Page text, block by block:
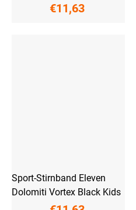
€11,63
Sport-Stirnband Eleven
Dolomiti Vortex Black Kids